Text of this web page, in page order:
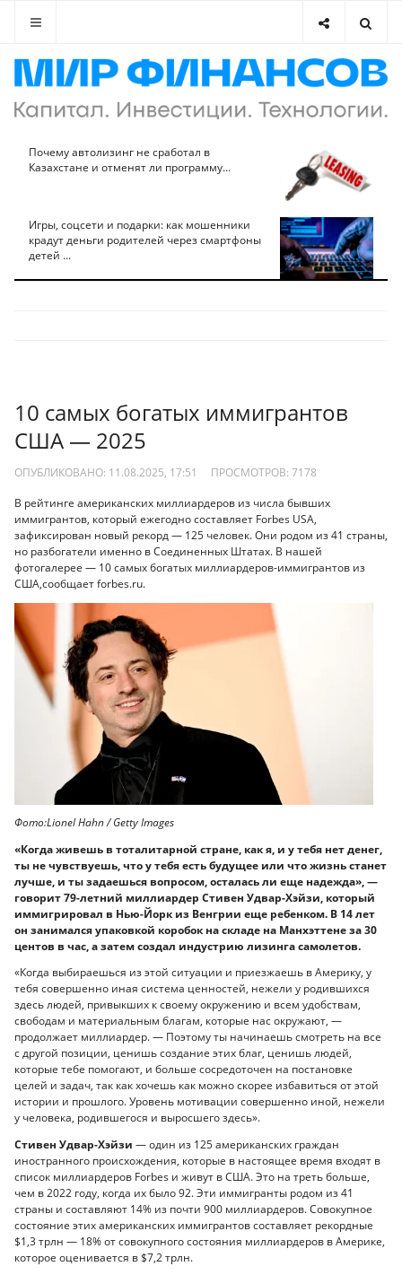
Почему автолизинг не сработал в
Казахстане и отменят ли программу...
Игры, соцсети и подарки: как мошенники
крадут деньги родителей через смартфоны
детей ...
10 самых богатых иммигрантов
США — 2025
ОПУБЛИКОВАНО: 11.08.2025, 17:51 ПРОСМОТРОВ: 7178
В рейтинге американских миллиардеров из числа бывших
иммигрантов, который ежегодно составляет Forbes USA,
зафиксирован новый рекорд — 125 человек. Они родом из 41 страны,
но разбогатели именно в Соединенных Штатах. В нашей
фотогалерее — 10 самых богатых миллиардеров-иммигрантов из
США,сообщает forbes.ru.
Фото:Lionel Hahn / Getty Images
«Когда живешь в тоталитарной стране, как я, и у тебя нет денег,
ты не чувствуешь, что у тебя есть будущее или что жизнь станет
лучше, и ты задаешься вопросом, осталась ли еще надежда», —
говорит 79-летний миллиардер Стивен Удвар-Хэйзи, который
иммигрировал в Нью-Йорк из Венгрии еще ребенком. В 14 лет
он занимался упаковкой коробок на складе на Манхэттене за 30
центов в час, а затем создал индустрию лизинга самолетов.
«Когда выбираешься из этой ситуации и приезжаешь в Америку, у
тебя совершенно иная система ценностей, нежели у родившихся
здесь людей, привыкших к своему окружению и всем удобствам,
свободам и материальным благам, которые нас окружают, —
продолжает миллиардер. — Поэтому ты начинаешь смотреть на все
с другой позиции, ценишь создание этих благ, ценишь людей,
которые тебе помогают, и больше сосредоточен на постановке
целей и задач, так как хочешь как можно скорее избавиться от этой
истории и прошлого. Уровень мотивации совершенно иной, нежели
у человека, родившегося и выросшего здесь».
Стивен Удвар-Хэйзи — один из 125 американских граждан
иностранного происхождения, которые в настоящее время входят в
список миллиардеров Forbes и живут в США. Это на треть больше,
чем в 2022 году, когда их было 92. Эти иммигранты родом из 41
страны и составляют 14% из почти 900 миллиардеров. Совокупное
состояние этих американских иммигрантов составляет рекордные
$1,3 трлн — 18% от совокупного состояния миллиардеров в Америке,
которое оценивается в $7,2 трлн.